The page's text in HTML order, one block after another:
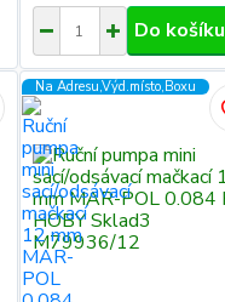
Do košíku
Na Adresu,Výd.místo,Boxu